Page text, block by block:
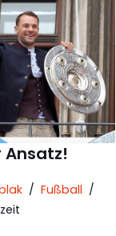
Ansatz!
Fußball